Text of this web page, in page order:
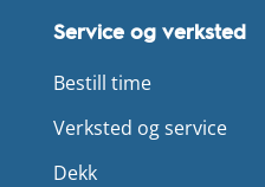
Service og verksted
Bestill time
Verksted og service
Dekk